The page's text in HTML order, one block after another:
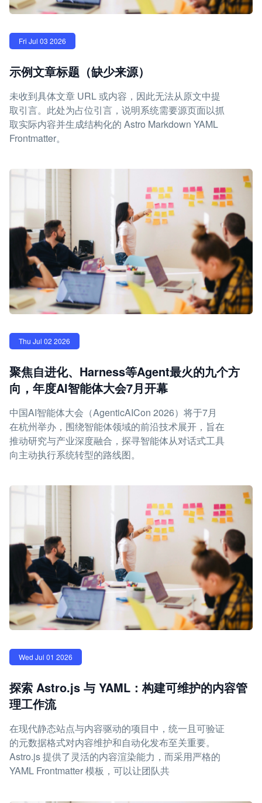
Fri Jul 03 2026
示例文章标题（缺少来源）
未收到具体文章 URL 或内容，因此无法从原文中提
取引言。此处为占位引言，说明系统需要源页面以抓
取实际内容并生成结构化的 Astro Markdown YAML
Frontmatter。
Thu Jul 02 2026
聚焦自进化、Harness等Agent最火的九个方
向，年度AI智能体大会7月开幕
中国AI智能体大会（AgenticAICon 2026）将于7月
在杭州举办，围绕智能体领域的前沿技术展开，旨在
推动研究与产业深度融合，探寻智能体从对话式工具
向主动执行系统转型的路线图。
Wed Jul 01 2026
探索 Astro.js 与 YAML：构建可维护的内容管
理工作流
在现代静态站点与内容驱动的项目中，统一且可验证
的元数据格式对内容维护和自动化发布至关重要。
Astro.js 提供了灵活的内容渲染能力，而采用严格的
YAML Frontmatter 模板，可以让团队共